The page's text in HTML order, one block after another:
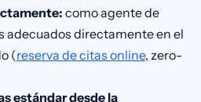
como agente de
adecuados directamente en el
(reserva de citas online, zero-
estándar desde la